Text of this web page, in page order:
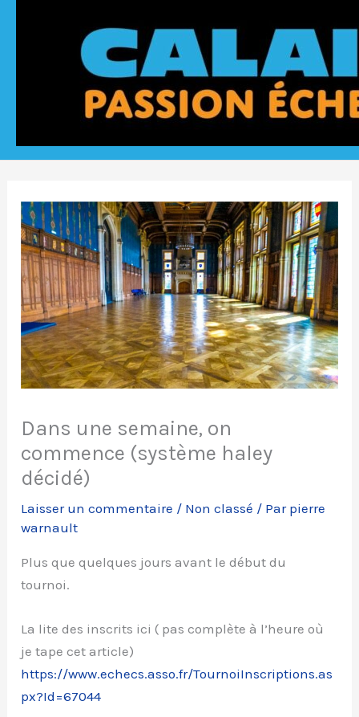
Dans une semaine, on
commence (système haley
décidé)
Laisser un commentaire / Non classé / Par pierre
warnault
Plus que quelques jours avant le début du
tournoi.
La lite des inscrits ici ( pas complète à l’heure où
je tape cet article)
https://www.echecs.asso.fr/TournoiInscriptions.as
px?Id=67044